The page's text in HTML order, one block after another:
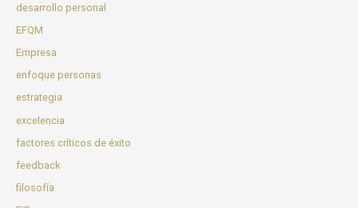
desarrollo personal
EFQM
Empresa
enfoque personas
estrategia
excelencia
factores críticos de éxito
feedback
filosofía